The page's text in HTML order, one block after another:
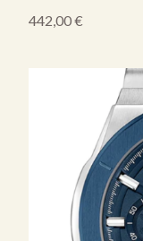
442,00€